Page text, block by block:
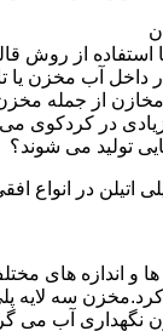
استفاده از روش
آب مخزن یا
مخازن از جمله
در کردکوی
تولید می شوند؟
در انواع
و اندازه های
سه لایه
نگهداری آب می